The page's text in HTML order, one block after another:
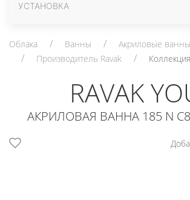
УСТАНОВКА
Облака Ванны
Акриловые ванны
Производитель Ravak
RAVAK
АКРИЛОВАЯ ВАННА 185 N